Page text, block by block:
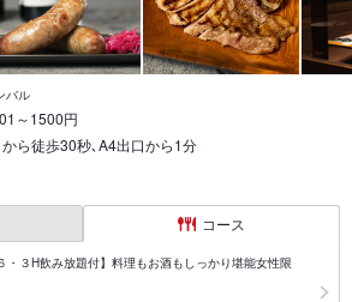
バル
～1500円
ら徒歩30秒､A4出口から1分
コース
・３H飲み放題付】料理もお酒もしっかり堪能女性限